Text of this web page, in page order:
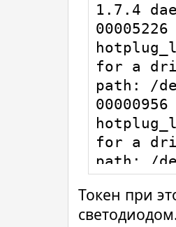
1.7.4
00005226
for a
path: /
00000956
for a
path: /
00000644
for a
Токен при